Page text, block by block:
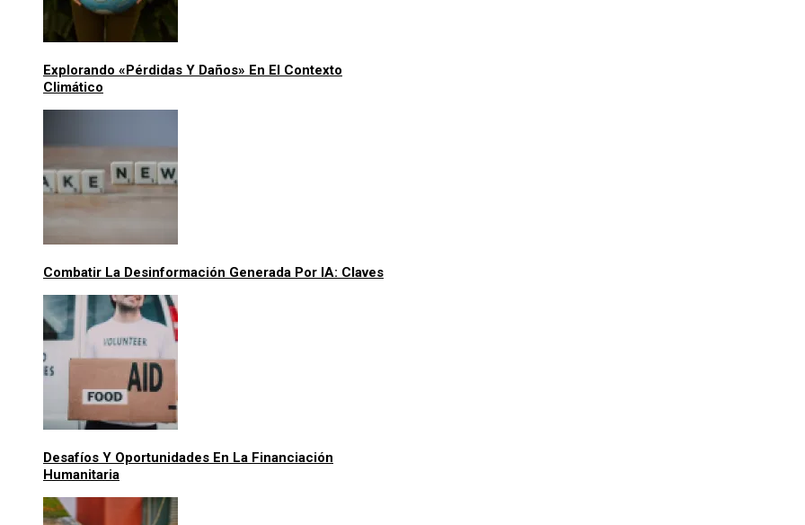
Explorando «pérdidas Y Daños» En El Contexto
Climático
Combatir La Desinformación Generada Por IA: Claves
Desafíos Y Oportunidades En La Financiación
Humanitaria